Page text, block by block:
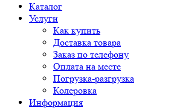
Каталог
Услуги
Как купить
Доставка товара
Заказ по телефону
Оплата на месте
Погрузка-разгрузка
Колеровка
Информация